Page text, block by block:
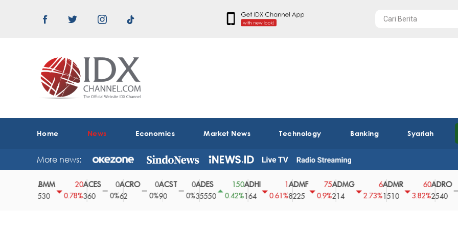
Home News Economics Market News Technology Banking Syariah
More news:
0.78%
ACES
360
0
0%
ACRO
0 ACST
0 ADES
35550
0.42%
ADHI
164
0.61%
ADMF
8225
75
0.9%
ADMG
214
2.73%
ADMR
1510
3.82%
ADRO
2540
0
0%